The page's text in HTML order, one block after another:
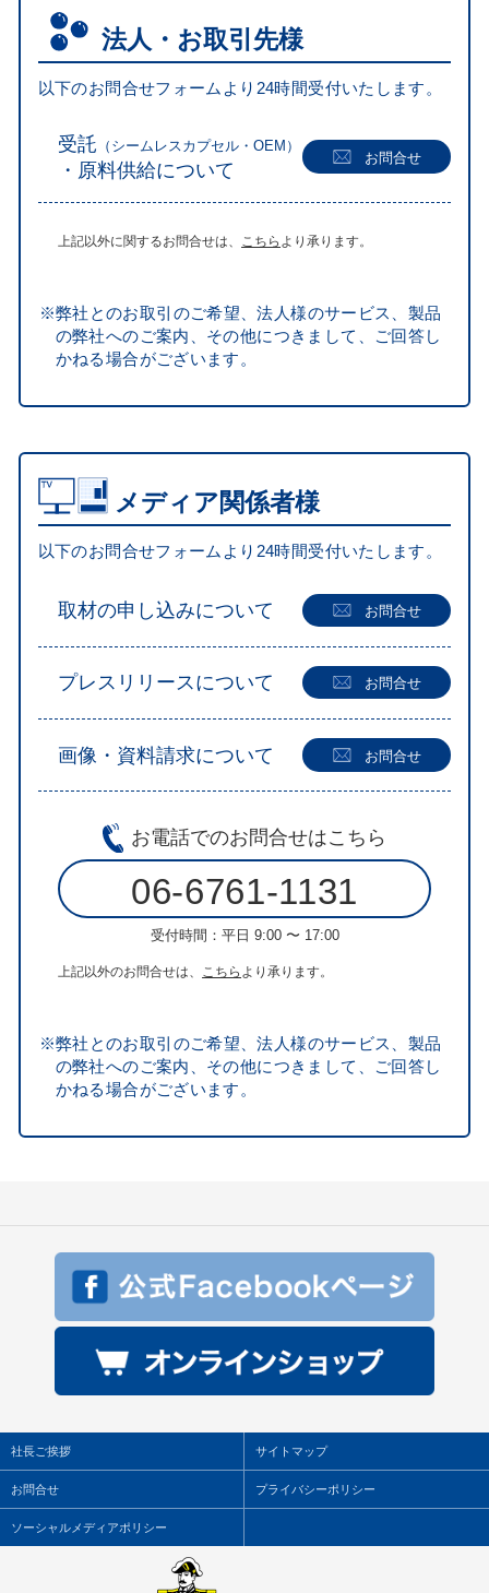
法人・お取引先様
以下のお問合せフォームより24時間受付いたします。
受託 （シームレスカプセル・OEM）
・原料供給について
お問合せ
上記以外に関するお問合せは、 こちら より承ります。
※弊社とのお取引のご希望、法人様のサービス、製品
の弊社へのご案内、その他につきまして、ご回答し
かねる場合がございます。
メディア関係者様
以下のお問合せフォームより24時間受付いたします。
取材の申し込みについて お問合せ
プレスリリースについて お問合せ
画像・資料請求について お問合せ
お電話でのお問合せはこちら
06-6761-1131
受付時間：平日 9:00 〜 17:00
上記以外のお問合せは、 こちら より承ります。
※弊社とのお取引のご希望、法人様のサービス、製品
の弊社へのご案内、その他につきまして、ご回答し
かねる場合がございます。
社長ご挨拶 サイトマップ
お問合せ プライバシーポリシー
ソーシャルメディアポリシー